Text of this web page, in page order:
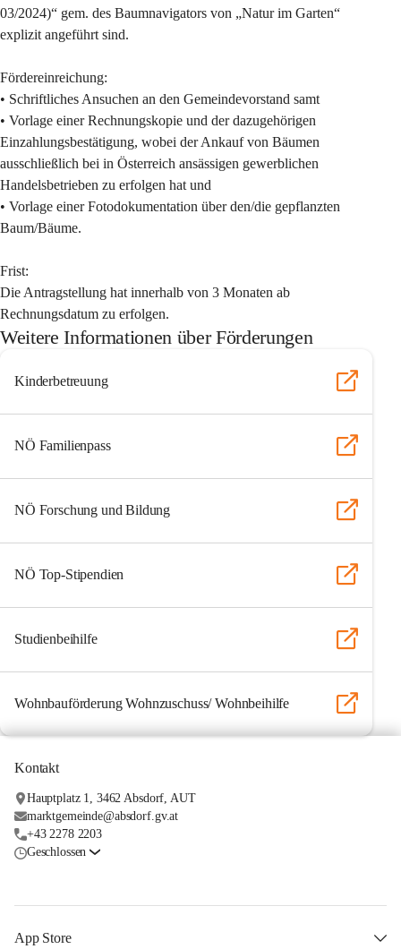
03/2024)“ gem. des Baumnavigators von „Natur im Garten“
explizit angeführt sind.
Fördereinreichung:
• Schriftliches Ansuchen an den Gemeindevorstand samt
• Vorlage einer Rechnungskopie und der dazugehörigen
Einzahlungsbestätigung, wobei der Ankauf von Bäumen
ausschließlich bei in Österreich ansässigen gewerblichen
Handelsbetrieben zu erfolgen hat und
• Vorlage einer Fotodokumentation über den/die gepflanzten
Baum/Bäume.
Frist:
Die Antragstellung hat innerhalb von 3 Monaten ab
Rechnungsdatum zu erfolgen.
Weitere Informationen über Förderungen
Kinderbetreuung
NÖ Familienpass
NÖ Forschung und Bildung
NÖ Top-Stipendien
Studienbeihilfe
Wohnbauförderung Wohnzuschuss/ Wohnbeihilfe
Kontakt
Hauptplatz 1, 3462 Absdorf, AUT
marktgemeinde@absdorf.gv.at
+43 2278 2203
Geschlossen
App Store